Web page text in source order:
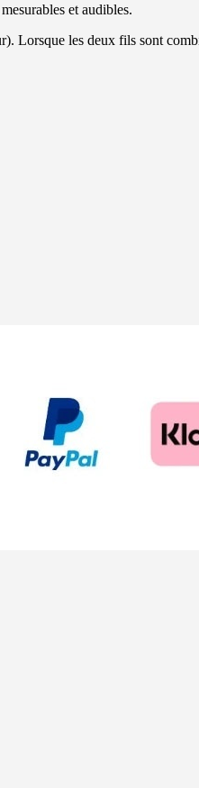
et audibles.
les deux fils sont